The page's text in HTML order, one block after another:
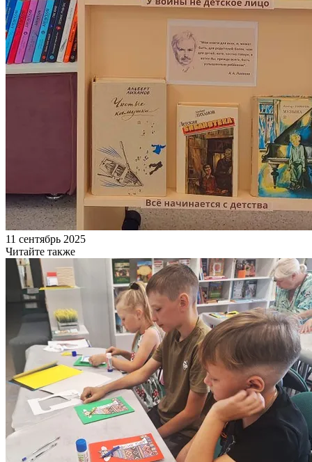
11 сентябрь 2025
Читайте также